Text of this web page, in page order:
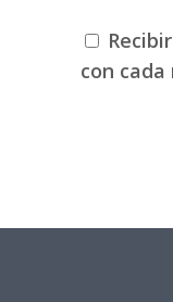
con